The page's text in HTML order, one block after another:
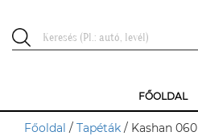
FŐOLDAL
Főoldal / Tapéták / Kashan 060